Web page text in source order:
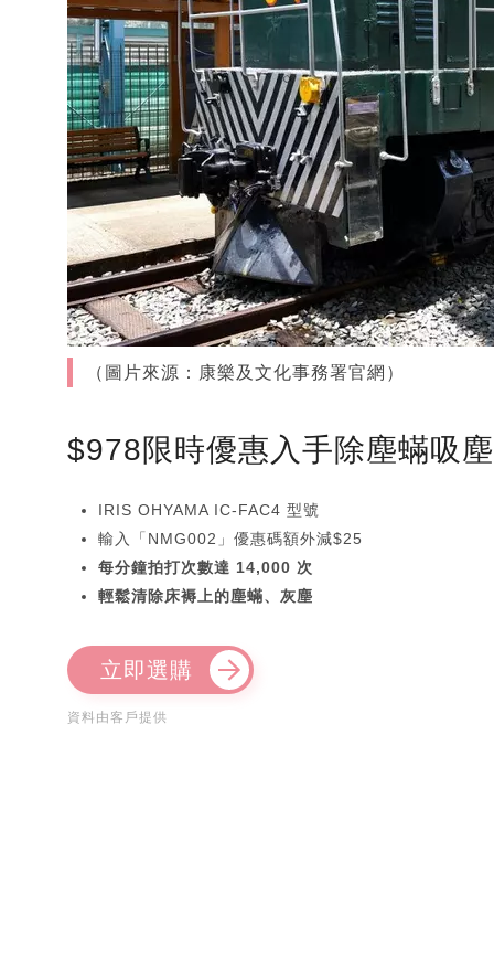
（圖片來源：康樂及文化事務署官網）
$978限時優惠入手除塵蟎吸
IRIS OHYAMA IC-FAC4 型號
輸入「NMG002」優惠碼額外減$25
每分鐘拍打次數達 14,000 次
輕鬆清除床褥上的塵蟎、灰塵
立即選購
資料由客戶提供